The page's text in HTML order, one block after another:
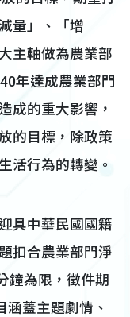
量」、「增
主軸做為農業部
年達成農業部門
成的重大影響，
的目標，除政策
活行為的轉變。
具中華民國國籍
扣合農業部門淨
鐘為限，徵件期
涵蓋主題劇情、